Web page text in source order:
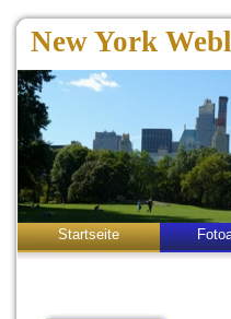
New York
Startseite